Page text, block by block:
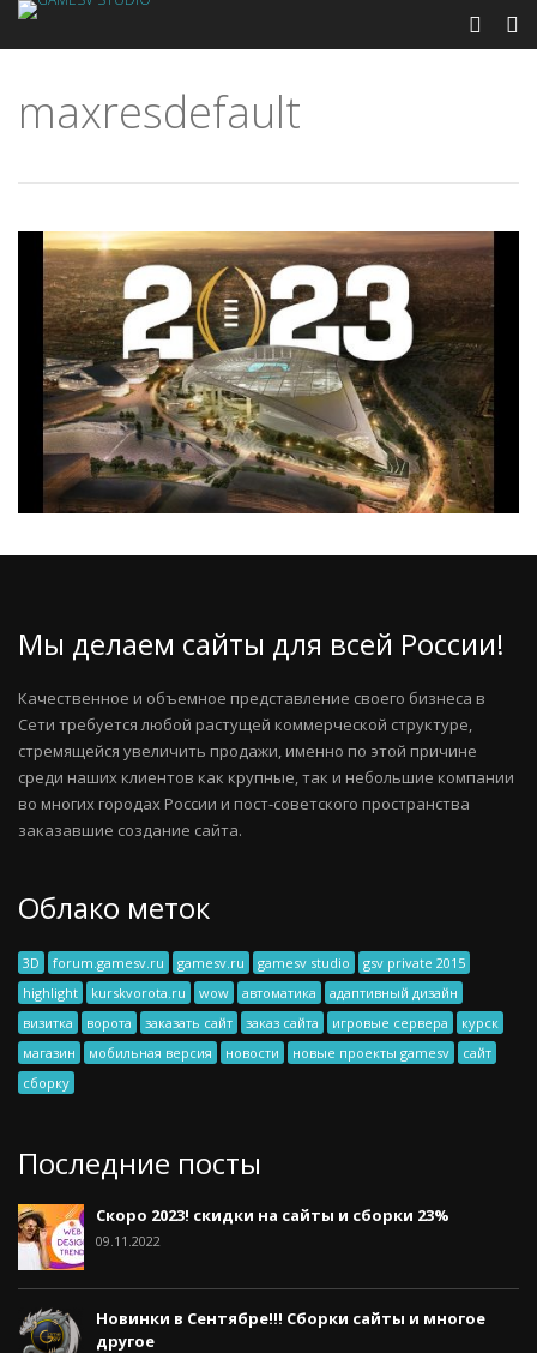
maxresdefault
Мы делаем сайты для всей России!
Качественное и объемное представление своего бизнеса в
Сети требуется любой растущей коммерческой структуре,
стремящейся увеличить продажи, именно по этой причине
среди наших клиентов как крупные, так и небольшие компании
во многих городах России и пост-советского пространства
заказавшие создание сайта.
Облако меток
3D forum.gamesv.ru gamesv.ru gamesv studio
gsv private 2015
highlight
kurskvorota.ru wow автоматика
адаптивный дизайн
визитка
ворота заказать сайт заказ сайта игровые сервера
курск
магазин
мобильная версия новости новые проекты gamesv
сайт
сборку
Последние посты
Скоро 2023! скидки на сайты и сборки 23%
09.11.2022
Новинки в Сентябре!!! Сборки сайты и многое
другое